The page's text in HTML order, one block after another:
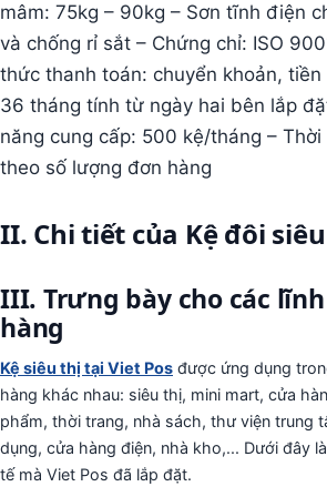
mâm: 75kg – 90kg – Sơn tĩnh điện
và chống rỉ sắt – Chứng chỉ: ISO
thức thanh toán: chuyển khoản, tiền
36 tháng tính từ ngày hai bên lắp
năng cung cấp: 500 kệ/tháng –
theo số lượng đơn hàng
II. Chi tiết của Kệ đôi
III. Trưng bày cho các
hàng
Kệ siêu thị tại Viet Pos được ứng dụng
hàng khác nhau: siêu thị, mini mart, cửa
phẩm, thời trang, nhà sách, thư viện trung
dụng, cửa hàng điện, nhà kho,... Dưới đây
tế mà Viet Pos đã lắp đặt.